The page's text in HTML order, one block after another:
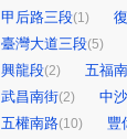
甲后路三段(1)
臺灣大道三段(5)
興龍段(2) 五福
武昌南街(2) 中
五權南路(10) 豐